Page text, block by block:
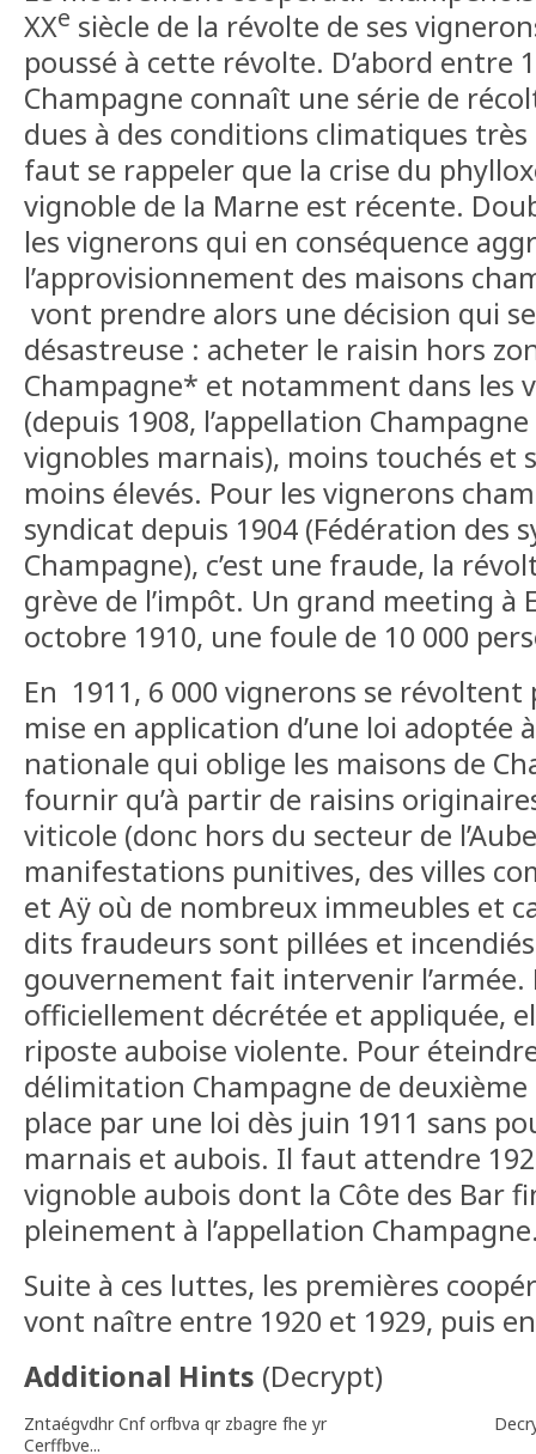
XXe siècle de la révolte de ses
poussé à cette révolte. D’abord entre
Champagne connaît une série de
dues à des conditions climatiques
faut se rappeler que la crise du
vignoble de la Marne est récente.
les vignerons qui en conséquence
l’approvisionnement des maisons
vont prendre alors une décision qui
désastreuse : acheter le raisin hors
Champagne* et notamment dans les
(depuis 1908, l’appellation
vignobles marnais), moins touchés et
moins élevés. Pour les vignerons
syndicat depuis 1904 (Fédération des
Champagne), c’est une fraude, la
grève de l’impôt. Un grand meeting à
octobre 1910, une foule de 10 000
En 1911, 6 000 vignerons se
mise en application d’une loi adoptée à
nationale qui oblige les maisons de
fournir qu’à partir de raisins
viticole (donc hors du secteur de
manifestations punitives, des villes
et Aÿ où de nombreux immeubles et
dits fraudeurs sont pillées et
gouvernement fait intervenir
officiellement décrétée et appliquée,
riposte auboise violente. Pour
délimitation Champagne de deuxième
place par une loi dès juin 1911 sans
marnais et aubois. Il faut attendre
vignoble aubois dont la Côte des Bar
pleinement à l’appellation
Suite à ces luttes, les premières
vont naître entre 1920 et 1929, puis
Additional Hints (Decrypt)
Zntaégvdhr Cnf orfbva qr zbagre fhe yr
Cerffbve...